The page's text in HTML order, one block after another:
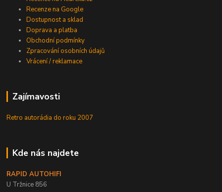
Recenze na Google
Dostupnost a sklad
Doprava a platba
Obchodní podmínky
Zpracování osobních údajů
Vrácení / reklamace
Zajímavosti
Retro autorádia do roku 2007
Kde nás najdete
RAPID AUTOHIFI
U Tržnice 856